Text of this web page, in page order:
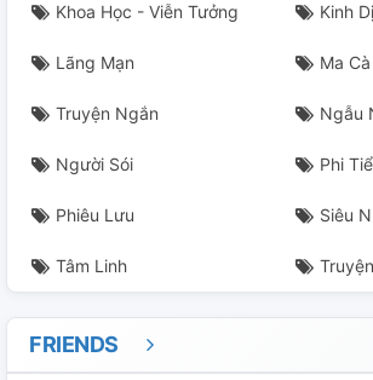
Khoa Học - Viễn Tưởng Kinh Dị
Lãng Mạn Ma
Truyện Ngắn Ngẫu
Người Sói Phi
Phiêu Lưu Siêu
Tâm Linh
FRIENDS